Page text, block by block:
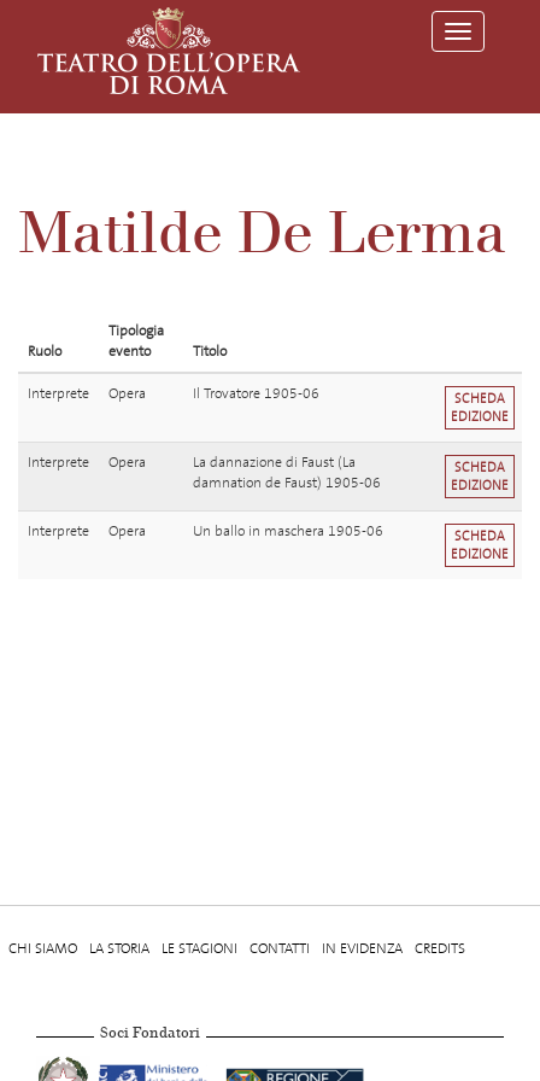
T
o
l
a
Matilde De Lerma
Ruolo
Tipologia
evento
Titolo
Interprete Opera Il Trovatore 1905-06
SCHEDA
EDIZIONE
Interprete Opera
La dannazione di Faust (La
damnation de Faust) 1905-06
SCHEDA
EDIZIONE
Interprete Opera Un ballo in maschera 1905-06
SCHEDA
EDIZIONE
CHI SIAMO LA STORIA LE STAGIONI CONTATTI IN EVIDENZA CREDITS
Soci Fondatori